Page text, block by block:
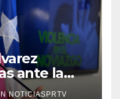
ante la
NOTICIASPRTV